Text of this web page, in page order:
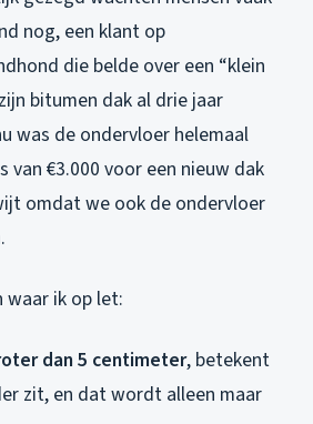
nog, een klant op
die belde over een “klein
bitumen dak al drie jaar
was de ondervloer helemaal
van €3.000 voor een nieuw dak
omdat we ook de ondervloer
waar ik op let:
dan 5 centimeter, betekent
zit, en dat wordt alleen maar